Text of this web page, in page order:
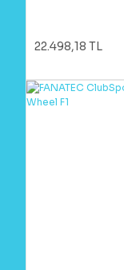
22.498,18 TL